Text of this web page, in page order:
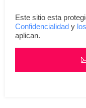
Este sitio esta
Confidencialidad y
aplican.